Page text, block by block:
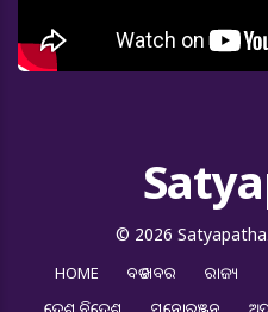
© 2026
HOME ବଡ ଖବର ରାଜ୍ୟ